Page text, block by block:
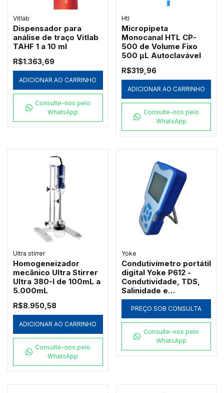
Vitlab
Dispensador para
análise de traço Vitlab
TAHF 1 a 10 ml
R$1.363,69
ADICIONAR AO CARRINHO
Consulte-nos pelo
WhatsApp
Htl
Micropipeta
Monocanal HTL CP-
500 de Volume Fixo
500 µL Autoclavável
R$319,96
ADICIONAR AO CARRINHO
Consulte-nos pelo
WhatsApp
Ultra stirrer
Homogeneizador
mecânico Ultra Stirrer
Ultra 380-I de 100mL a
5.000mL
R$8.950,58
ADICIONAR AO CARRINHO
Consulte-nos pelo
WhatsApp
Yoke
Condutivímetro portátil
digital Yoke P612 -
Condutividade, TDS,
Salinidade e
Resistividade
PREÇO SOB CONSULTA
Consulte-nos pelo
WhatsApp